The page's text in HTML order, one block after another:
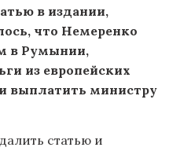
в издании,
что Немеренко
в Румынии,
из европейских
выплатить министру
статью и